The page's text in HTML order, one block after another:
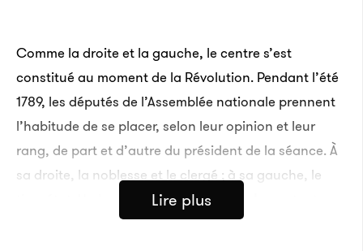
Comme la droite et la gauche, le centre s’est
constitué au moment de la Révolution. Pendant l’été
1789, les députés de l’Assemblée nationale prennent
l’habitude de se placer, selon leur opinion et leur
rang, de part et d’autre du président de la séance. À
sa droite, la noblesse et le clergé ; à sa gauche, le
le comte de Mirabeau
néanmoins de faire le lien entre ces deux groupes.
Lire plus